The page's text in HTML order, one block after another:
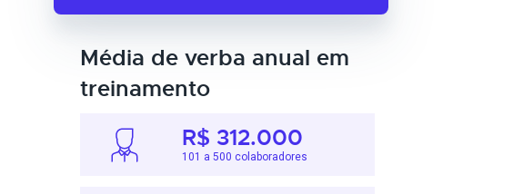
Média de verba anual em
treinamento
R$ 312.000
101 a 500 colaboradores